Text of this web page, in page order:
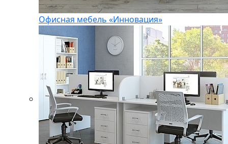
Офисная мебель «Инновация»